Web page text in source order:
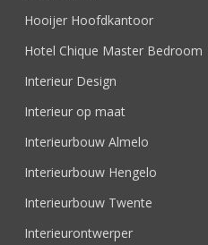
Hooijer Hoofdkantoor
Hotel Chique Master Bedroom
Interieur Design
Interieur op maat
Interieurbouw Almelo
Interieurbouw Hengelo
Interieurbouw Twente
Interieurontwerper